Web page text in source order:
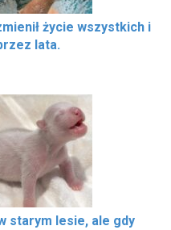
życie wszystkich i
lata.
starym lesie, ale gdy